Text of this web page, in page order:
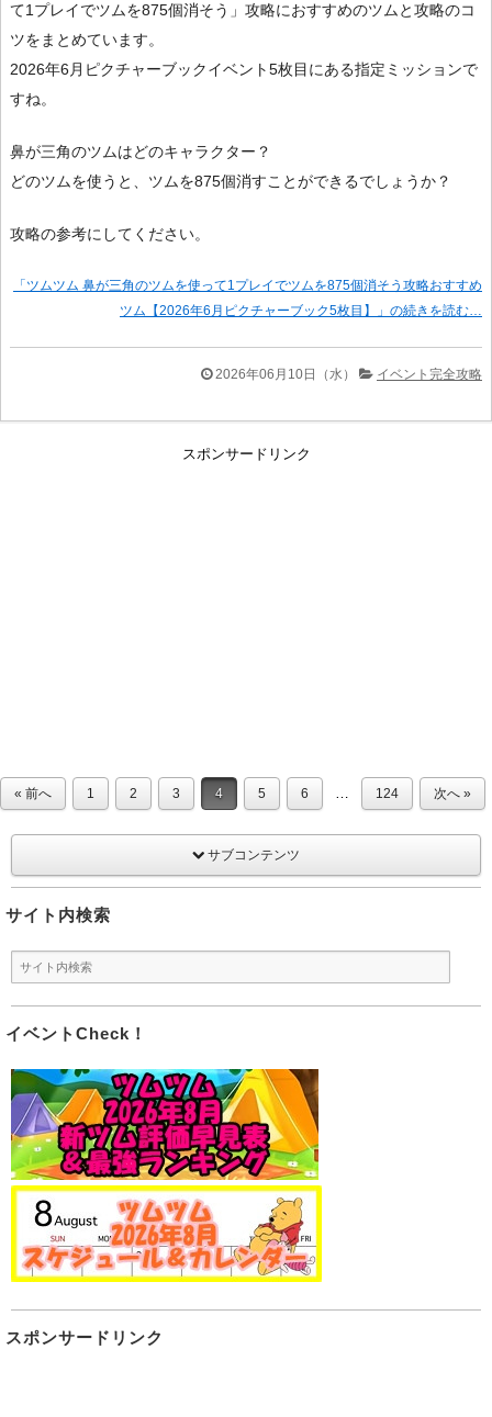
て1プレイでツムを875個消そう」攻略におすすめのツムと攻略のコ
ツをまとめています。
2026年6月ピクチャーブックイベント5枚目にある指定ミッションで
すね。
鼻が三角のツムはどのキャラクター？
どのツムを使うと、ツムを875個消すことができるでしょうか？
攻略の参考にしてください。
「ツムツム 鼻が三角のツムを使って1プレイでツムを875個消そう攻略おすすめ
ツム【2026年6月ピクチャーブック5枚目】」の続きを読む…
2026年06月10日（水） イベント完全攻略
スポンサードリンク
« 前へ 1 2 3 4 5 6 124 次へ »
サブコンテンツ
サイト内検索
イベントCheck！
スポンサードリンク